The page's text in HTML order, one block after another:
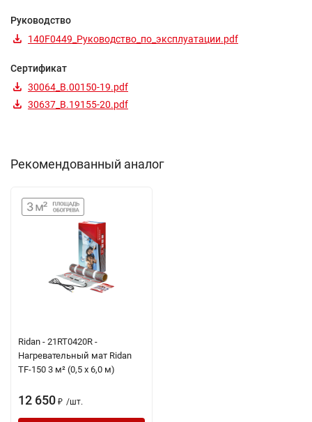
Руководство
140F0449_Руководство_по_эксплуатации.pdf
Сертификат
30064_B.00150-19.pdf
30637_B.19155-20.pdf
Рекомендованный аналог
Ridan - 21RT0420R -
Нагревательный мат Ridan
TF-150 3 м² (0,5 х 6,0 м)
12 650 ₽ /шт.